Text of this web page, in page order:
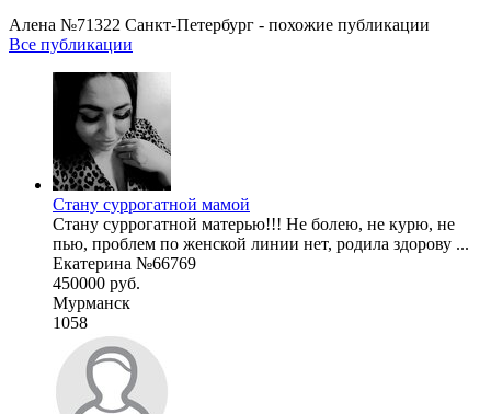
Алена №71322 Санкт-Петербург - похожие публикации
Все публикации
Стану суррогатной мамой
Стану суррогатной матерью!!! Не болею, не курю, не
пью, проблем по женской линии нет, родила здорову ...
Екатерина №66769
450000 руб.
Мурманск
1058